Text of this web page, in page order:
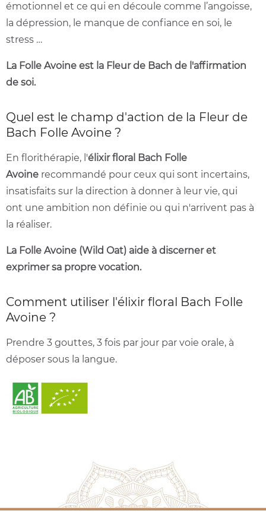
émotionnel et ce qui en découle comme l’angoisse,
la dépression, le manque de confiance en soi, le
stress …
La Folle Avoine est la Fleur de Bach de l'affirmation
de soi.
Quel est le champ d'action de la Fleur de
Bach Folle Avoine ?
En florithérapie, l'élixir floral Bach Folle
Avoine recommandé pour ceux qui sont incertains,
insatisfaits sur la direction à donner à leur vie, qui
ont une ambition non définie ou qui n'arrivent pas à
la réaliser.
La Folle Avoine (Wild Oat) aide à discerner et
exprimer sa propre vocation.
Comment utiliser l'élixir floral Bach Folle
Avoine ?
Prendre 3 gouttes, 3 fois par jour par voie orale, à
déposer sous la langue.